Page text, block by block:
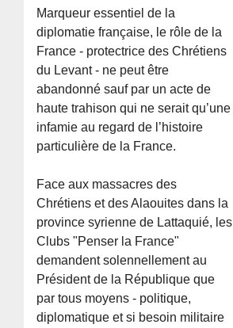
Marqueur essentiel de la
diplomatie française, le rôle de la
France - protectrice des Chrétiens
du Levant - ne peut être
abandonné sauf par un acte de
haute trahison qui ne serait qu’une
infamie au regard de l’histoire
particulière de la France.
Face aux massacres des
Chrétiens et des Alaouites dans la
province syrienne de Lattaquié, les
Clubs "Penser la France"
demandent solennellement au
Président de la République que
par tous moyens - politique,
diplomatique et si besoin militaire